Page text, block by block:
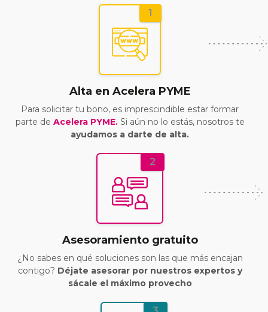
Alta en Acelera PYME
Para solicitar tu bono, es imprescindible estar formar
parte de Acelera PYME. Si aún no lo estás, nosotros te
ayudamos a darte de alta.
1
Asesoramiento gratuito
¿No sabes en qué soluciones son las que más encajan
contigo? Déjate asesorar por nuestros expertos y
sácale el máximo provecho
2